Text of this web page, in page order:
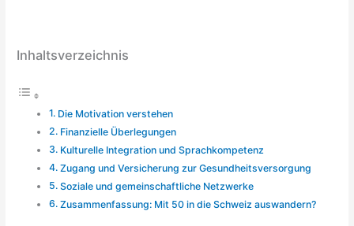
Inhaltsverzeichnis
Die Motivation verstehen
Finanzielle Überlegungen
Kulturelle Integration und Sprachkompetenz
Zugang und Versicherung zur Gesundheitsversorgung
Soziale und gemeinschaftliche Netzwerke
Zusammenfassung: Mit 50 in die Schweiz auswandern?